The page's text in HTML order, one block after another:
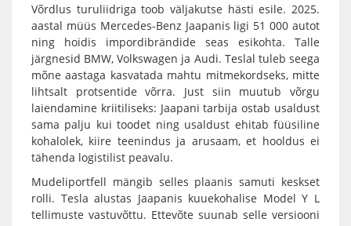
Võrdlus turuliidriga toob väljakutse hästi esile. 2025.
aastal müüs Mercedes-Benz Jaapanis ligi 51 000 autot
ning hoidis impordibrändide seas esikohta. Talle
järgnesid BMW, Volkswagen ja Audi. Teslal tuleb seega
mõne aastaga kasvatada mahtu mitmekordseks, mitte
lihtsalt protsentide võrra. Just siin muutub võrgu
laiendamine kriitiliseks: Jaapani tarbija ostab usaldust
sama palju kui toodet ning usaldust ehitab füüsiline
kohalolek, kiire teenindus ja arusaam, et hooldus ei
tähenda logistilist peavalu.
Mudeliportfell mängib selles plaanis samuti keskset
rolli. Tesla alustas Jaapanis kuuekohalise Model Y L
tellimuste vastuvõttu. Ettevõte suunab selle versiooni